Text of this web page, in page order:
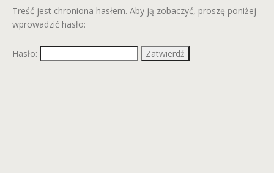
Treść jest chroniona hasłem. Aby ją zobaczyć, proszę poniżej
wprowadzić hasło:
Hasło: